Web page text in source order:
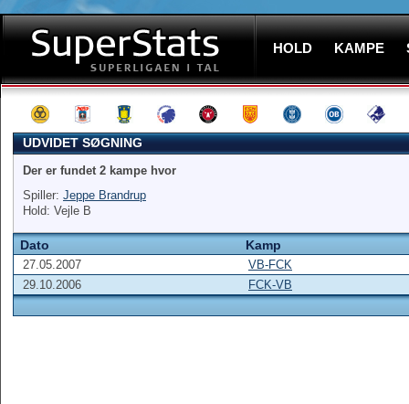
HOLD KAMPE
UDVIDET SØGNING
Der er fundet 2 kampe hvor
Spiller: Jeppe Brandrup
Hold: Vejle B
Dato Kamp
27.05.2007
VB-FCK
29.10.2006
FCK-VB